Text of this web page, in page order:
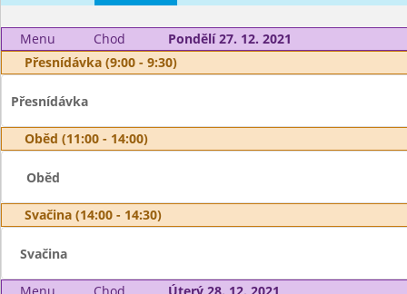
Menu Chod
Pondělí 27. 12. 2021
Přesnídávka (9:00 - 9:30)
Přesnídávka
Oběd (11:00 - 14:00)
Oběd
Svačina (14:00 - 14:30)
Svačina